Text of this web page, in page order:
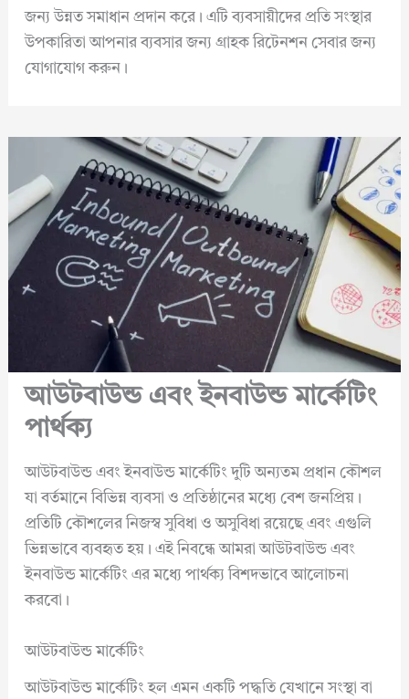
জন্য উন্নত সমাধান প্রদান করে। এটি ব্যবসায়ীদের প্রতি সংস্থার
উপকারিতা আপনার ব্যবসার জন্য গ্রাহক রিটেনশন সেবার জন্য
যোগাযোগ করুন।
আউটবাউন্ড এবং ইনবাউন্ড মার্কেটিং
পার্থক্য
আউটবাউন্ড এবং ইনবাউন্ড মার্কেটিং দুটি অন্যতম প্রধান কৌশল
যা বর্তমানে বিভিন্ন ব্যবসা ও প্রতিষ্ঠানের মধ্যে বেশ জনপ্রিয়।
প্রতিটি কৌশলের নিজস্ব সুবিধা ও অসুবিধা রয়েছে এবং এগুলি
ভিন্নভাবে ব্যবহৃত হয়। এই নিবন্ধে আমরা আউটবাউন্ড এবং
ইনবাউন্ড মার্কেটিং এর মধ্যে পার্থক্য বিশদভাবে আলোচনা
করবো।
আউটবাউন্ড মার্কেটিং
আউটবাউন্ড মার্কেটিং হল এমন একটি পদ্ধতি যেখানে সংস্থা বা